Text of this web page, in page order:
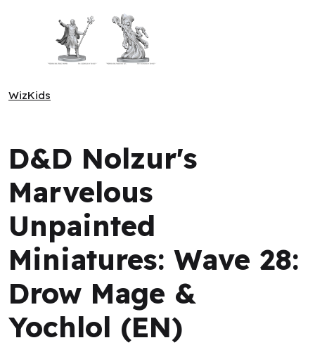
WizKids
D&D Nolzur's
Marvelous
Unpainted
Miniatures: Wave 28:
Drow Mage &
Yochlol (EN)